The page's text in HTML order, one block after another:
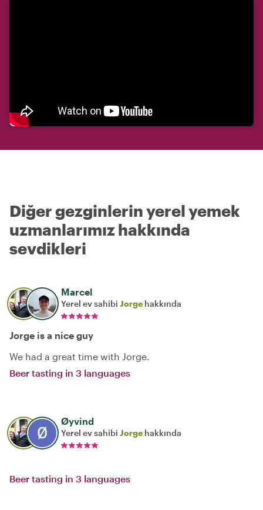
Diğer gezginlerin yerel yemek
uzmanlarımız hakkında
sevdikleri
Marcel
Yerel ev sahibi Jorge hakkında
Jorge is a nice guy
We had a great time with Jorge.
Beer tasting in 3 languages
Øyvind
Yerel ev sahibi Jorge hakkında
Beer tasting in 3 languages